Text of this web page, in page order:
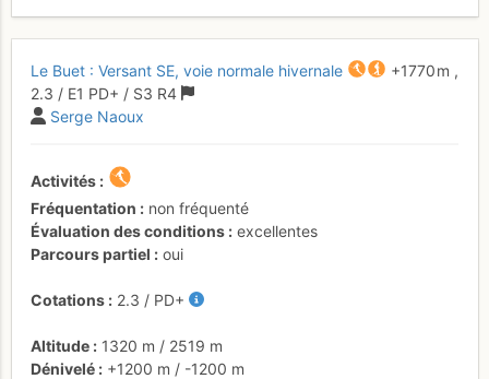
Le Buet : Versant SE, voie normale hivernale +1770 m ,
2.3 / E1 PD+ / S3 R4
Serge Naoux
Activités
Fréquentation
non fréquenté
Évaluation des conditions
excellentes
Parcours partiel
oui
Cotations 2.3 / PD+
Altitude 1320 m / 2519 m
Dénivelé
+1200 m / -1200 m